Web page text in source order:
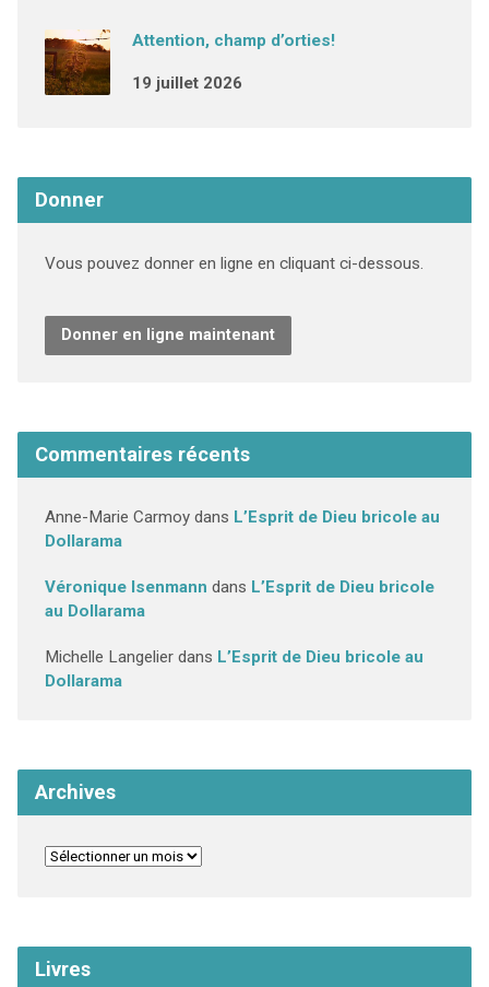
Attention, champ d’orties!
19 juillet 2026
Donner
Vous pouvez donner en ligne en cliquant ci-dessous.
Donner en ligne maintenant
Commentaires récents
Anne-Marie Carmoydans L’Esprit de Dieu bricole au
Dollarama
Véronique Isenmann dans L’Esprit de Dieu bricole
au Dollarama
Michelle Langelierdans L’Esprit de Dieu bricole au
Dollarama
Archives
Livres